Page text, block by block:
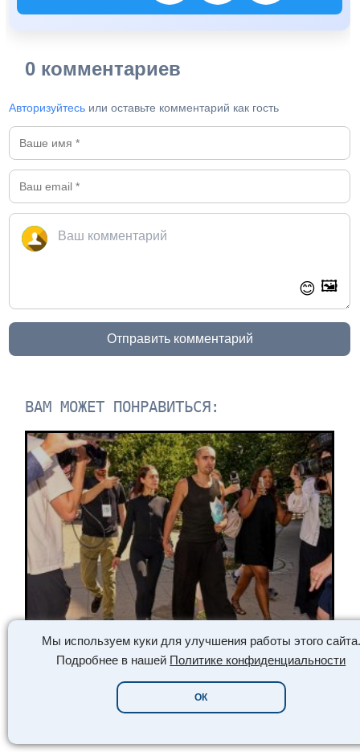
Мы используем куки для улучшения работы этого сайта.
Подробнее в нашей Политике конфиденциальности
ОК
0 комментариев
Авторизуйтесь или оставьте комментарий как гость
😊 🖼️
Отправить комментарий
ВАМ МОЖЕТ ПОНРАВИТЬСЯ:
/// ЗНАМЕНИТОСТИ ///
АНГЕЛА НИКОЛАУ И ИВАН БИРКУС:
ЭКСТРИМ И ЛЮБОВЬ НА ВЫСОТЕ